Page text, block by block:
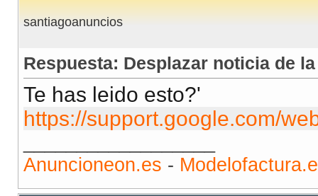
santiagoanuncios
Respuesta: Desplazar noticia de
Te has leido esto?'
https://support.google.com/
Anuncioneon.es -